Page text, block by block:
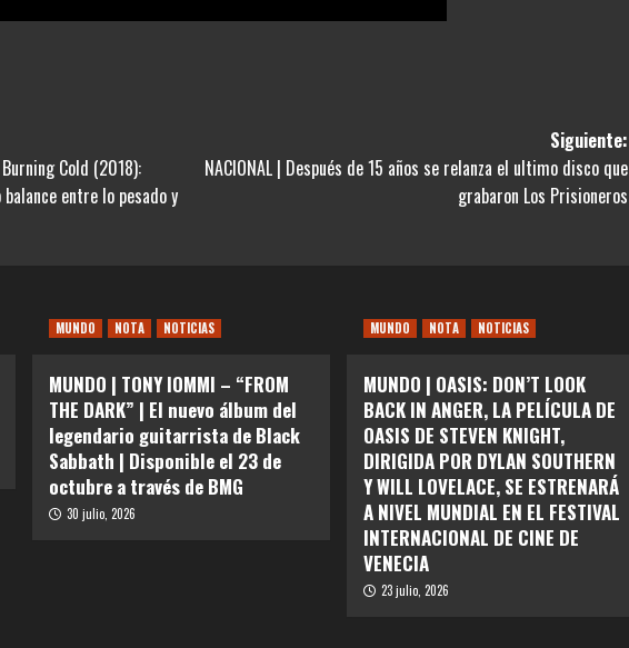
Cold (2018):
entre lo pesado y
Siguiente:
NACIONAL | Después de 15 años se relanza el ultimo disco que
grabaron Los Prisioneros
MUNDO NOTA NOTICIAS
MUNDO | TONY IOMMI – “FROM
THE DARK” | El nuevo álbum del
legendario guitarrista de Black
Sabbath | Disponible el 23 de
octubre a través de BMG
30 julio, 2026
MUNDO NOTA NOTICIAS
MUNDO | OASIS: DON’T LOOK
BACK IN ANGER, LA PELÍCULA DE
OASIS DE STEVEN KNIGHT,
DIRIGIDA POR DYLAN SOUTHERN
Y WILL LOVELACE, SE ESTRENARÁ
A NIVEL MUNDIAL EN EL FESTIVAL
INTERNACIONAL DE CINE DE
VENECIA
23 julio, 2026